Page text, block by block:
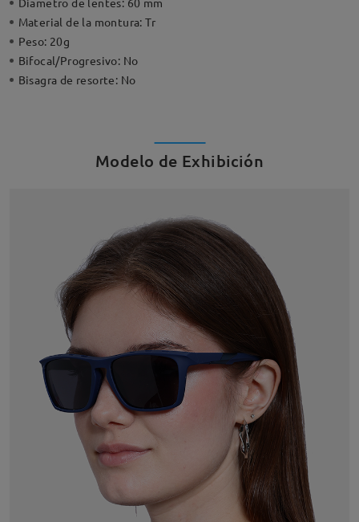
Material de la montura:Tr
Peso: 20g
Bifocal/Progresivo: No
Bisagra de resorte: No
Modelo de Exhibición